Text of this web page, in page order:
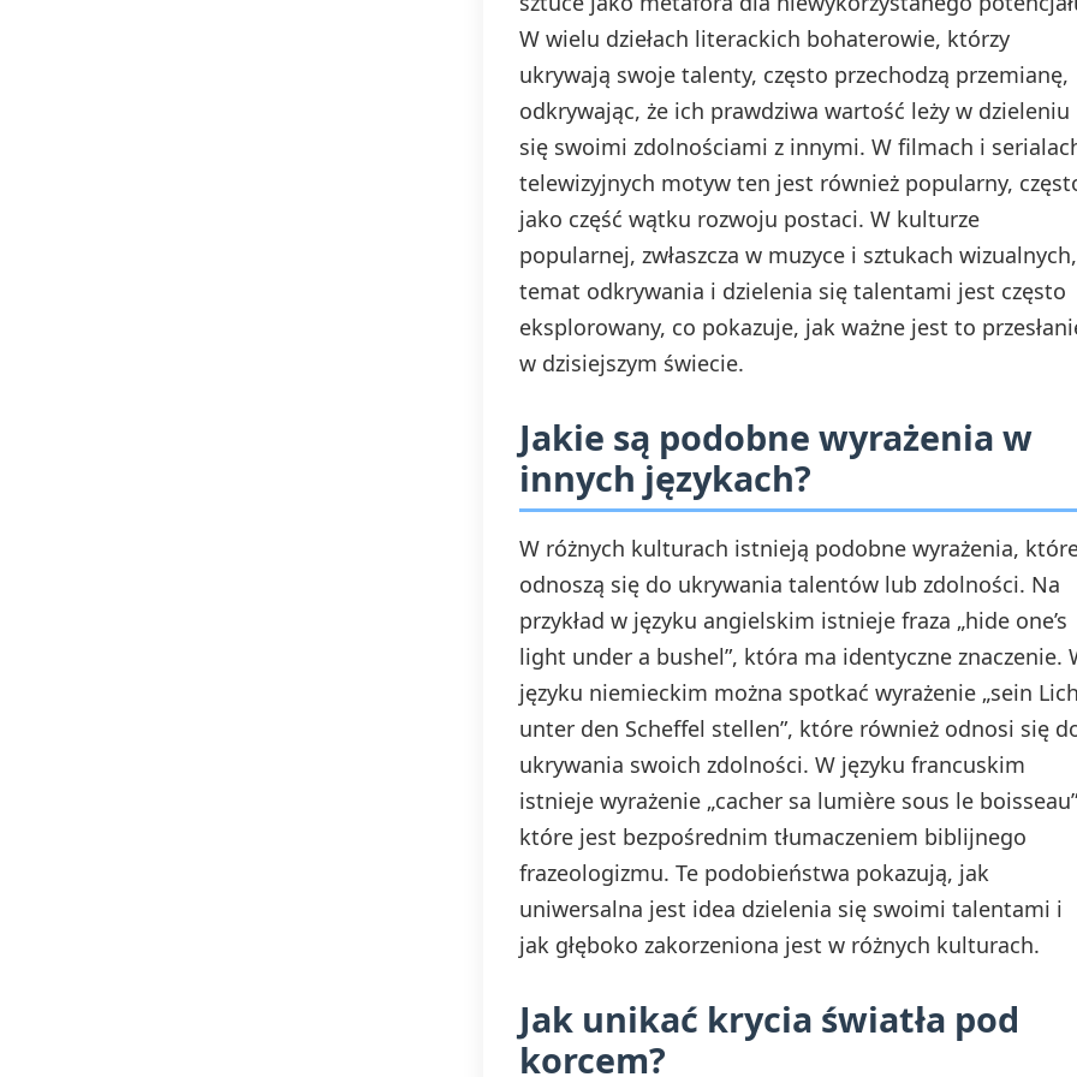
W wielu dziełach literackich bohaterowie, którzy
ukrywają swoje talenty, często przechodzą przemianę,
odkrywając, że ich prawdziwa wartość leży w dzieleniu
się swoimi zdolnościami z innymi. W filmach i
telewizyjnych motyw ten jest również popularny,
jako część wątku rozwoju postaci. W kulturze
popularnej, zwłaszcza w muzyce i sztukach wizualnych,
temat odkrywania i dzielenia się talentami jest często
eksplorowany, co pokazuje, jak ważne jest to
w dzisiejszym świecie.
Jakie są podobne wyrażenia w
innych językach?
W różnych kulturach istnieją podobne wyrażenia,
odnoszą się do ukrywania talentów lub zdolności. Na
przykład w języku angielskim istnieje fraza „hide one’s
light under a bushel”, która ma identyczne znaczenie.
języku niemieckim można spotkać wyrażenie „sein
unter den Scheffel stellen”, które również odnosi się
ukrywania swoich zdolności. W języku francuskim
istnieje wyrażenie „cacher sa lumière sous le
które jest bezpośrednim tłumaczeniem biblijnego
frazeologizmu. Te podobieństwa pokazują, jak
uniwersalna jest idea dzielenia się swoimi talentami i
jak głęboko zakorzeniona jest w różnych kulturach.
Jak unikać krycia światła pod
korcem?